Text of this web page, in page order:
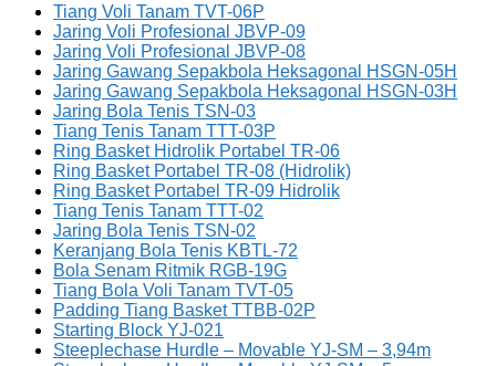
Tiang Voli Tanam TVT-06P
Jaring Voli Profesional JBVP-09
Jaring Voli Profesional JBVP-08
Jaring Gawang Sepakbola Heksagonal HSGN-05H
Jaring Gawang Sepakbola Heksagonal HSGN-03H
Jaring Bola Tenis TSN-03
Tiang Tenis Tanam TTT-03P
Ring Basket Hidrolik Portabel TR-06
Ring Basket Portabel TR-08 (Hidrolik)
Ring Basket Portabel TR-09 Hidrolik
Tiang Tenis Tanam TTT-02
Jaring Bola Tenis TSN-02
Keranjang Bola Tenis KBTL-72
Bola Senam Ritmik RGB-19G
Tiang Bola Voli Tanam TVT-05
Padding Tiang Basket TTBB-02P
Starting Block YJ-021
Steeplechase Hurdle – Movable YJ-SM – 3,94m